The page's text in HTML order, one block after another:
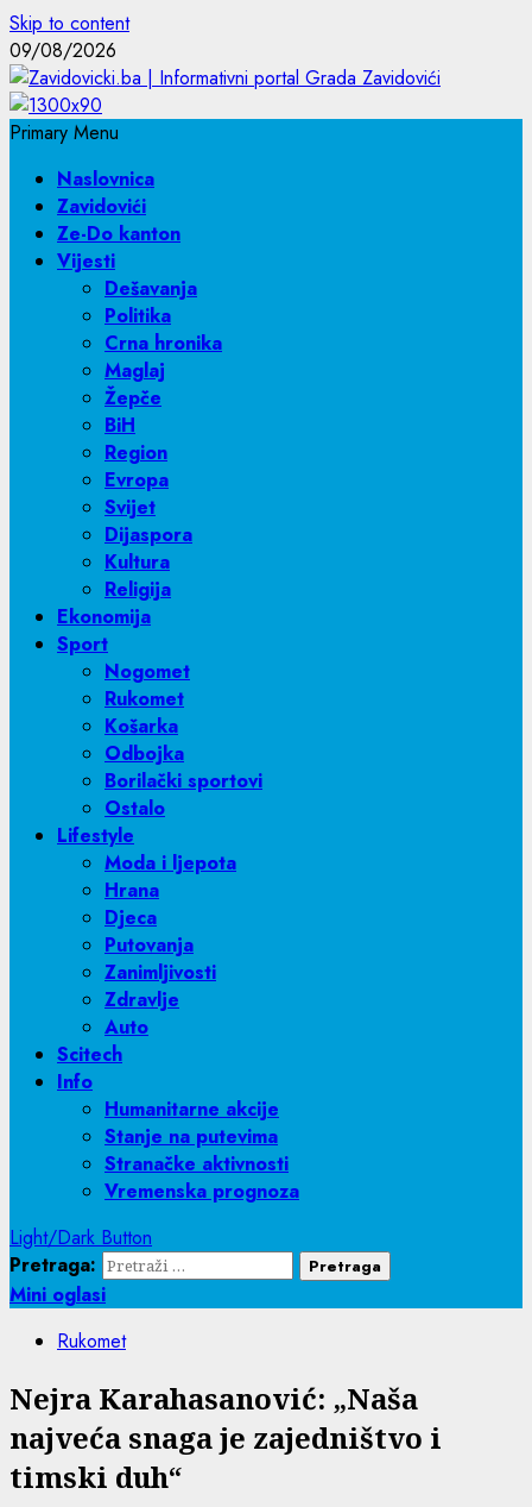
Skip to content
09/08/2026
Primary Menu
Naslovnica
Zavidovići
Ze-Do kanton
Vijesti
Dešavanja
Politika
Crna hronika
Maglaj
Žepče
BiH
Region
Evropa
Svijet
Dijaspora
Kultura
Religija
Ekonomija
Sport
Nogomet
Rukomet
Košarka
Odbojka
Borilački sportovi
Ostalo
Lifestyle
Moda i ljepota
Hrana
Djeca
Putovanja
Zanimljivosti
Zdravlje
Auto
Scitech
Info
Humanitarne akcije
Stanje na putevima
Stranačke aktivnosti
Vremenska prognoza
Light/Dark Button
Pretraga:
Mini oglasi
Rukomet
Nejra Karahasanović: „Naša
najveća snaga je zajedništvo i
timski duh“